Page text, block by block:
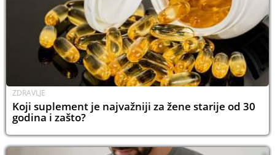
ZDRAVLJE
Koji suplement je najvažniji za žene starije od 30
godina i zašto?